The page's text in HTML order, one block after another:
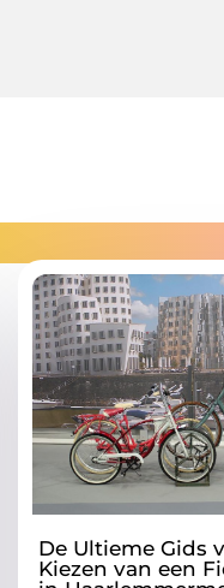
De Ultieme Gids
Kiezen van een